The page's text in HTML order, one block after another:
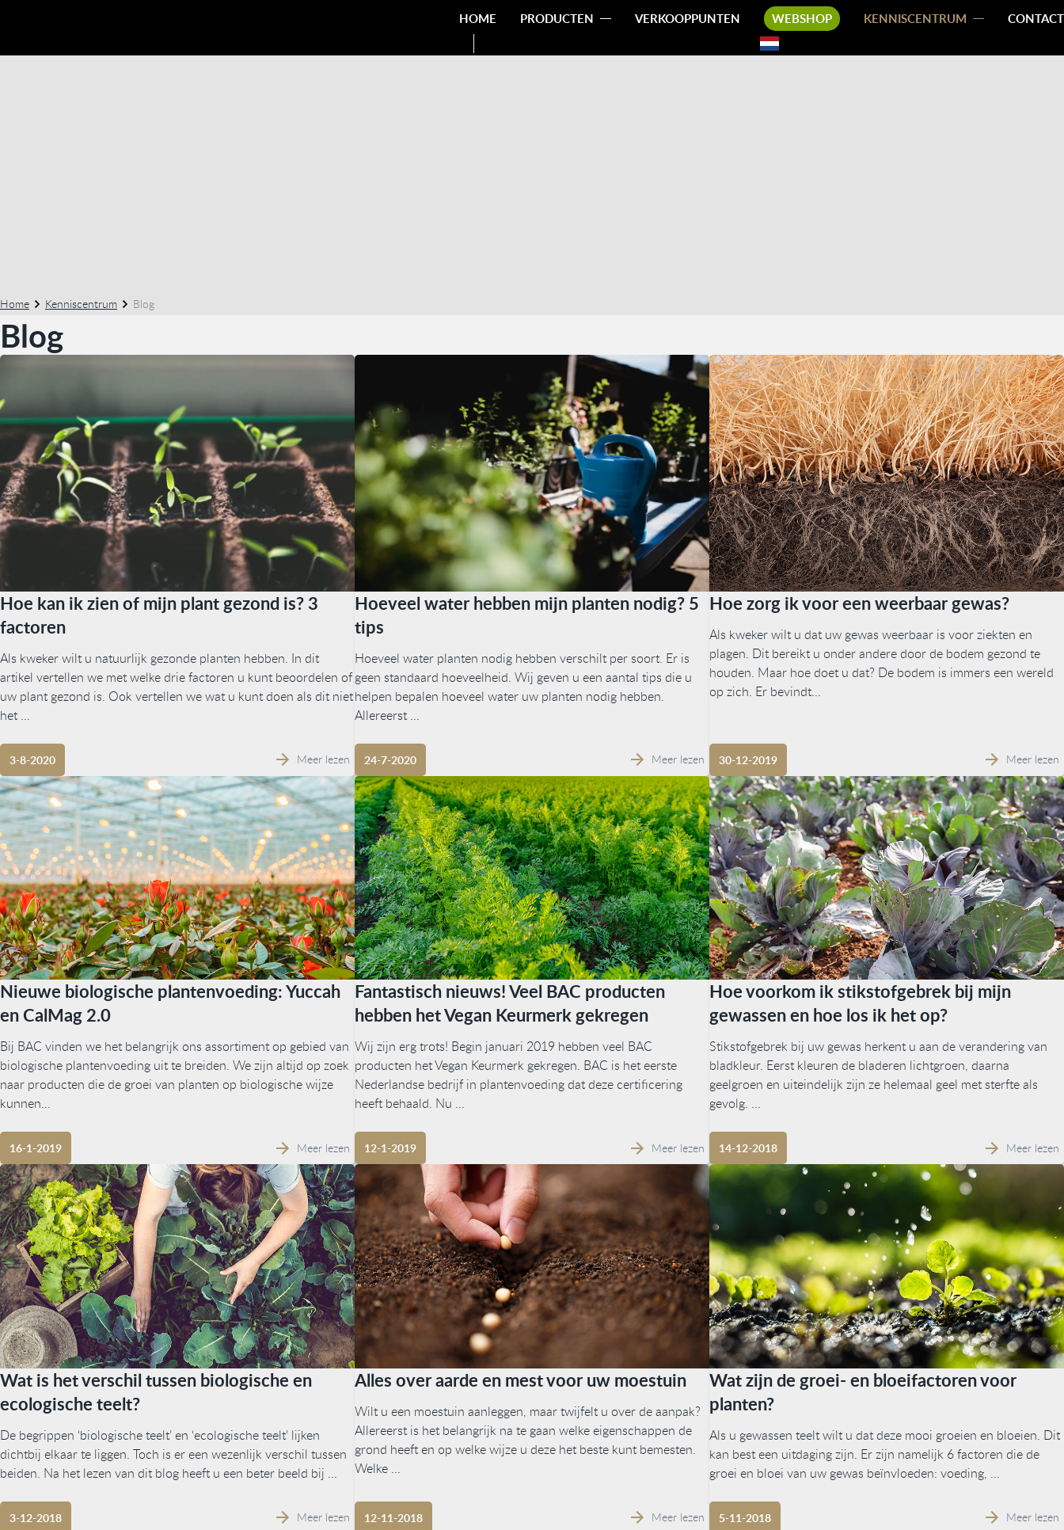
HOME PRODUCTEN VERKOOPPUNTEN WEBSHOP KENNISCENTRUM CONTACT
Home Kenniscentrum Blog
Blog
Hoe kan ik zien of mijn plant gezond is? 3
factoren
Als kweker wilt u natuurlijk gezonde planten hebben. In dit
artikel vertellen we met welke drie factoren u kunt beoordelen of
uw plant gezond is. Ook vertellen we wat u kunt doen als dit niet
het ...
3-8-2020 Meer lezen
Hoeveel water hebben mijn planten nodig? 5
tips
Hoeveel water planten nodig hebben verschilt per soort. Er is
geen standaard hoeveelheid. Wij geven u een aantal tips die u
helpen bepalen hoeveel water uw planten nodig hebben.
Allereerst ...
24-7-2020 Meer lezen
Hoe zorg ik voor een weerbaar gewas?
Als kweker wilt u dat uw gewas weerbaar is voor ziekten en
plagen. Dit bereikt u onder andere door de bodem gezond te
houden. Maar hoe doet u dat? De bodem is immers een wereld
op zich. Er bevindt...
30-12-2019 Meer lezen
Nieuwe biologische plantenvoeding: Yuccah
en CalMag 2.0
Bij BAC vinden we het belangrijk ons assortiment op gebied van
biologische plantenvoeding uit te breiden. We zijn altijd op zoek
naar producten die de groei van planten op biologische wijze
kunnen...
16-1-2019 Meer lezen
Fantastisch nieuws! Veel BAC producten
hebben het Vegan Keurmerk gekregen
Wij zijn erg trots! Begin januari 2019 hebben veel BAC
producten het Vegan Keurmerk gekregen. BAC is het eerste
Nederlandse bedrijf in plantenvoeding dat deze certificering
heeft behaald. Nu ...
12-1-2019 Meer lezen
Hoe voorkom ik stikstofgebrek bij mijn
gewassen en hoe los ik het op?
Stikstofgebrek bij uw gewas herkent u aan de verandering van
bladkleur. Eerst kleuren de bladeren lichtgroen, daarna
geelgroen en uiteindelijk zijn ze helemaal geel met sterfte als
gevolg. ...
14-12-2018 Meer lezen
Wat is het verschil tussen biologische en
ecologische teelt?
De begrippen ‘biologische teelt’ en ‘ecologische teelt’ lijken
dichtbij elkaar te liggen. Toch is er een wezenlijk verschil tussen
beiden. Na het lezen van dit blog heeft u een beter beeld bij ...
3-12-2018 Meer lezen
Alles over aarde en mest voor uw moestuin
Wilt u een moestuin aanleggen, maar twijfelt u over de aanpak?
Allereerst is het belangrijk na te gaan welke eigenschappen de
grond heeft en op welke wijze u deze het beste kunt bemesten.
Welke ...
12-11-2018 Meer lezen
Wat zijn de groei- en bloeifactoren voor
planten?
Als u gewassen teelt wilt u dat deze mooi groeien en bloeien. Dit
kan best een uitdaging zijn. Er zijn namelijk 6 factoren die de
groei en bloei van uw gewas beïnvloeden: voeding, ...
5-11-2018 Meer lezen